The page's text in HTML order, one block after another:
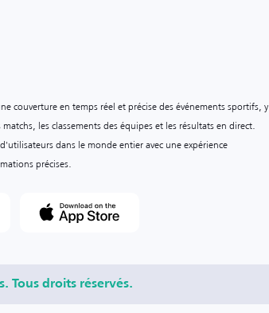
couverture en temps réel et précise des événements sportifs, y
les classements des équipes et les résultats en direct.
dans le monde entier avec une expérience
précises.
Tous droits réservés.